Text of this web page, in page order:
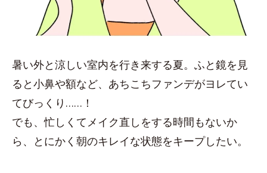
暑い外と涼しい室内を行き来する夏。ふと鏡を見
ると小鼻や額など、あちこちファンデがヨレてい
てびっくり……！
でも、忙しくてメイク直しをする時間もないか
ら、とにかく朝のキレイな状態をキープしたい。